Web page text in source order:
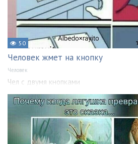
50
Человек жмет на кнопку
Человек
Чел с двумя кнопками